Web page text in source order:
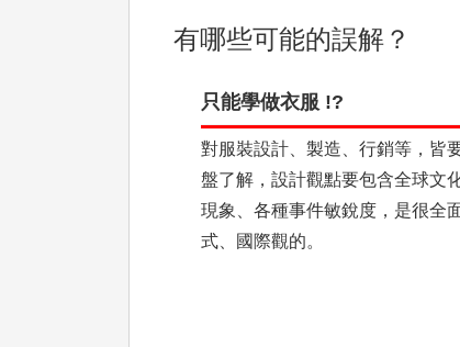
有哪些可能的誤解？
只能學做衣服 !?
對服裝設計、製造、行銷等，皆
盤了解，設計觀點要包含全球文化
現象、各種事件敏銳度，是很全
式、國際觀的。